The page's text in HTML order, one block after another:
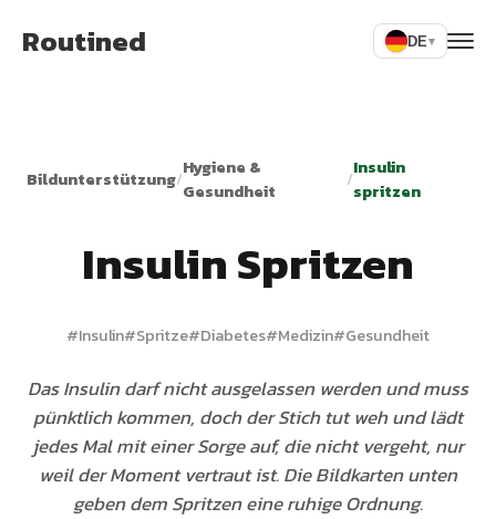
Routined DE▾
Bildunterstützung/Hygiene &
Gesundheit
/Insulin
spritzen
Insulin Spritzen
#Insulin#Spritze#Diabetes#Medizin#Gesundheit
Das Insulin darf nicht ausgelassen werden und muss
pünktlich kommen, doch der Stich tut weh und lädt
jedes Mal mit einer Sorge auf, die nicht vergeht, nur
weil der Moment vertraut ist. Die Bildkarten unten
geben dem Spritzen eine ruhige Ordnung.